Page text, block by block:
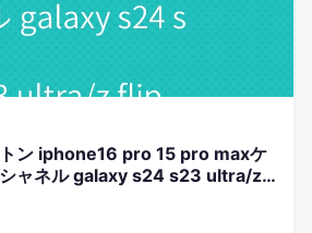
ン iphone16 pro 15 pro maxケ
ャネル galaxy s24 s23 ultra/z